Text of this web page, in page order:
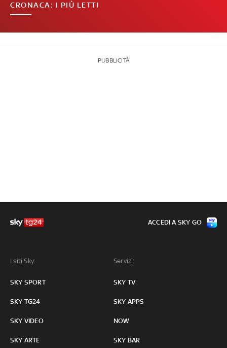
CRONACA: I PIÙ LETTI
PUBBLICITÀ
I siti Sky:
SKY SPORT
SKY TG24
SKY VIDEO
SKY ARTE
Servizi:
SKY TV
SKY APPS
NOW
SKY BAR
ACCEDI A SKY GO